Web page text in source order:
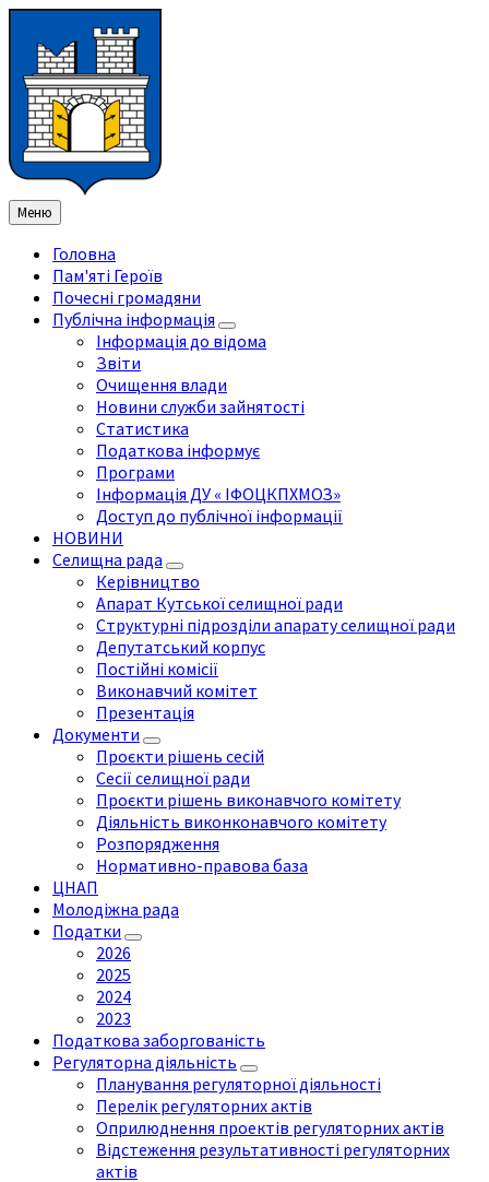
змісту
ліву
бічну
панель
праву
бічну
панель
нижнього
колонтитула
Меню
Головна
Пам'яті Героїв
Почесні громадяни
Публічна інформація
Інформація до відома
Звіти
Очищення влади
Новини служби зайнятості
Статистика
Податкова інформує
Програми
Інформація ДУ « ІФОЦКПХМОЗ»
Доступ до публічної інформації
НОВИНИ
Селищна рада
Керівництво
Апарат Кутської селищної ради
Структурні підрозділи апарату селищної ради
Депутатський корпус
Постійні комісії
Виконавчий комітет
Презентація
Документи
Проєкти рішень сесій
Сесії селищної ради
Проєкти рішень виконавчого комітету
Діяльність виконконавчого комітету
Розпорядження
Нормативно-правова база
ЦНАП
Молодіжна рада
Податки
2026
2025
2024
2023
Податкова заборгованість
Регуляторна діяльність
Планування регуляторної діяльності
Перелік регуляторних актів
Оприлюднення проектів регуляторних актів
Відстеження результативності регуляторних
актів